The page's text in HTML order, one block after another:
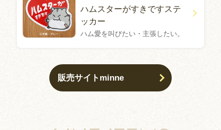
ハムスターがすきですステ
ッカー
ハム愛を叫びたい・主張したい。
販売サイトminne